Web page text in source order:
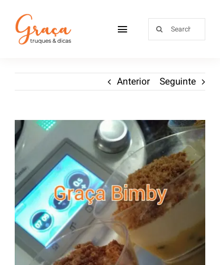
Receitas
Sobre
Loja
Blog
Contactos
Anterior Seguinte